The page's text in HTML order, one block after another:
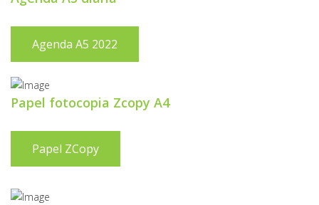
Agenda A5 2022
Papel fotocopia Zcopy A4
Papel ZCopy